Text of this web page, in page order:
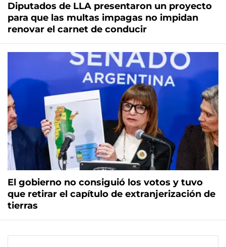
Diputados de LLA presentaron un proyecto
para que las multas impagas no impidan
renovar el carnet de conducir
El gobierno no consiguió los votos y tuvo
que retirar el capítulo de extranjerización de
tierras